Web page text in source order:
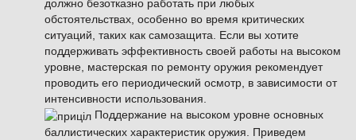
должно безотказно работать при любых
обстоятельствах, особенно во время критических
ситуаций, таких как самозащита. Если вы хотите
поддерживать эффективность своей работы на высоком
уровне, мастерская по ремонту оружия рекомендует
проводить его периодический осмотр, в зависимости от
интенсивности использования.
Поддержание на высоком уровне основных
баллистических характеристик оружия. Приведем